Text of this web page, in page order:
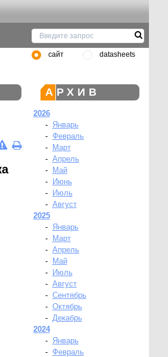
сайт datasheets
АРХИВ
2026
-
Январь
- Февраль
-
Март
- Апрель
-
Май
-
Июнь
-
Июль
- Август
2025
-
Январь
-
Март
- Апрель
-
Май
-
Июль
- Август
- Сентябрь
- Октябрь
- Декабрь
2024
-
Январь
- Февраль